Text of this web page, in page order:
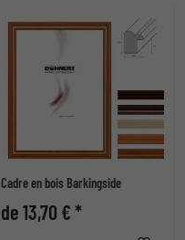
Cadre en bois Barkingside
de 13,70 € *